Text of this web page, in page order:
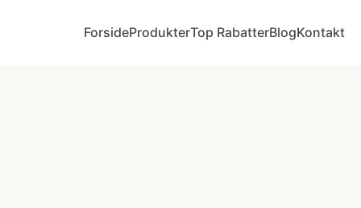
ForsideProdukterTop RabatterBlogKontakt